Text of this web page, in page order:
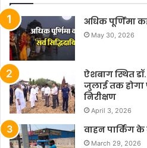
अधिक पूर्णिमा
May 30, 2026
ऐशबाग स्थित
जुलाई तक होगा
निरीक्षण
April 3, 2026
वाहन पार्किंग
March 29, 2026